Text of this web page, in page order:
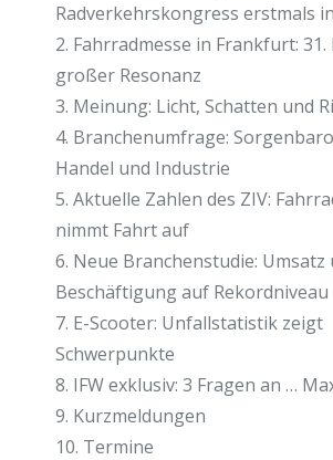
Radverkehrskongress erstmals
2. Fahrradmesse in Frankfurt:
großer Resonanz
3. Meinung: Licht, Schatten und
4. Branchenumfrage:
Handel und Industrie
5. Aktuelle Zahlen des ZIV:
nimmt Fahrt auf
6. Neue Branchenstudie: Umsatz
Beschäftigung auf Rekordniveau
7. E-Scooter: Unfallstatistik zeigt
Schwerpunkte
8. IFW exklusiv: 3 Fragen an …
9. Kurzmeldungen
10. Termine